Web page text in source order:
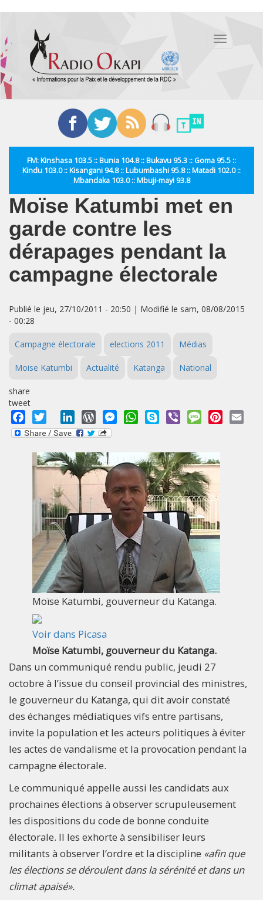
contenu
principal
Toggle
FM: Kinshasa 103.5 :: Bunia 104.8 :: Bukavu 95.3 :: Goma 95.5 ::
Kindu 103.0 :: Kisangani 94.8 :: Lubumbashi 95.8 :: Matadi 102.0 ::
Mbandaka 103.0 :: Mbuji-mayi 93.8
Moïse Katumbi met en
garde contre les
dérapages pendant la
campagne électorale
Publié le jeu, 27/10/2011 - 20:50 | Modifié le sam, 08/08/2015
- 00:28
Campagne électorale elections 2011 Médias
Moise Katumbi Actualité Katanga National
share
tweet
Facebook
Twitter LinkedInWordPressMessengerWhatsApp
Skype Viber MessagePinterest
Moïse Katumbi, gouverneur du Katanga.
Voir dans Picasa
Moïse Katumbi, gouverneur du Katanga.
Dans un communiqué rendu public, jeudi 27
octobre à l’issue du conseil provincial des ministres,
le gouverneurdu Katanga, qui dit avoir constaté
des échanges médiatiques vifs entre partisans,
invite la population et les acteurs politiques à éviter
les actes de vandalisme et la provocation pendant la
campagne électorale.
Le communiqué appelle aussi les candidats aux
prochaines élections à observer scrupuleusement
les dispositions du code de bonne conduite
électorale. Il les exhorte à sensibiliser leurs
militants à observer l’ordre et la discipline «afin que
les élections se déroulent dans la sérénité et dans un
climat apaisé».